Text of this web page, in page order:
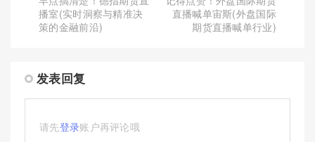
播室(实时洞察与精准决
策的金融前沿)
直播喊单宙斯(外盘国际
期货直播喊单行业)
发表回复
请先登录账户再评论哦